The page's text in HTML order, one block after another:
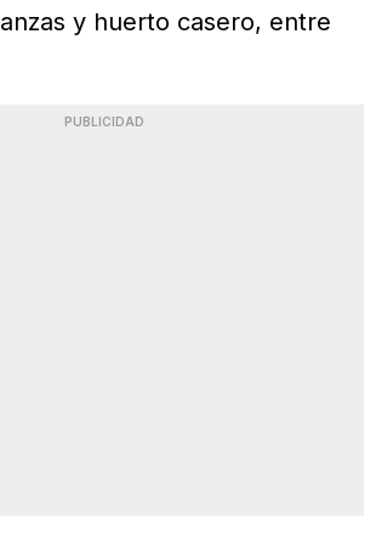
y huerto casero, entre
PUBLICIDAD